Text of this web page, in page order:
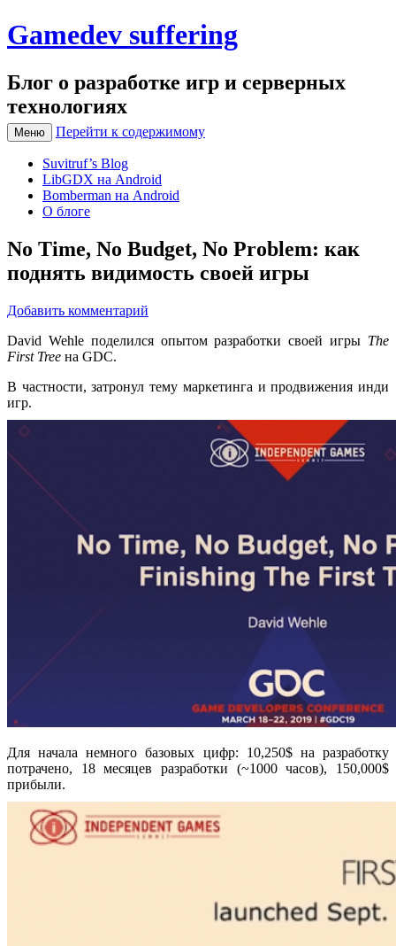
Gamedev suffering
Блог о разработке игр и серверных
технологиях
Меню Перейти к содержимому
Suvitruf’s Blog
LibGDX на Android
Bomberman на Android
О блоге
No Time, No Budget, No Problem: как
поднять видимость своей игры
Добавить комментарий
David Wehle поделился опытом разработки своей игры The
First Tree на GDC.
В частности, затронул тему маркетинга и продвижения инди
игр.
Для начала немного базовых цифр: 10,250$ на разработку
потрачено, 18 месяцев разработки (~1000 часов), 150,000$
прибыли.